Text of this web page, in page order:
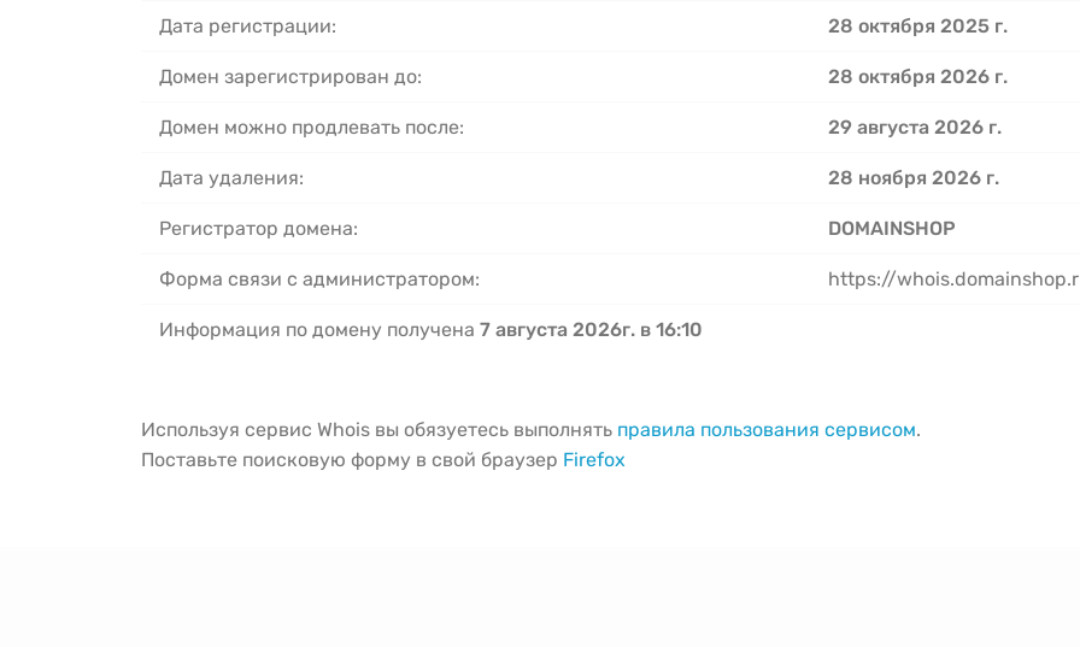
Дата регистрации: 28 октября 2025 г.
Домен зарегистрирован до: 28 октября 2026 г.
Домен можно продлевать после: 29 августа 2026 г.
Дата удаления: 28 ноября 2026 г.
Регистратор домена: DOMAINSHOP
Форма связи с администратором: https://
Информация по домену получена 7 августа 2026г. в 16:10
Используя сервис Whois вы обязуетесь выполнять правила пользования сервисом.
Поставьте поисковую форму в свой браузер Firefox